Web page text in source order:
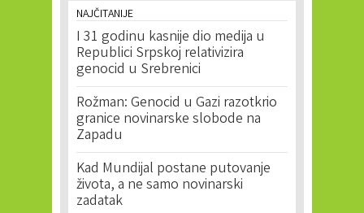
NAJČITANIJE
I 31 godinu kasnije dio medija u
Republici Srpskoj relativizira
genocid u Srebrenici
Rožman: Genocid u Gazi razotkrio
granice novinarske slobode na
Zapadu
Kad Mundijal postane putovanje
života, a ne samo novinarski
zadatak